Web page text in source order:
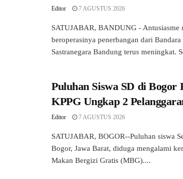
Editor 7 AGUSTUS 2026
SATUJABAR, BANDUNG - Antusiasme
beroperasinya penerbangan dari
Sastranegara Bandung terus meningkat.
Puluhan Siswa SD di
KPPG Ungkap 2
Editor 7 AGUSTUS 2026
SATUJABAR, BOGOR--Puluhan siswa
Bogor, Jawa Barat, diduga mengalami
Makan Bergizi Gratis (MBG)....